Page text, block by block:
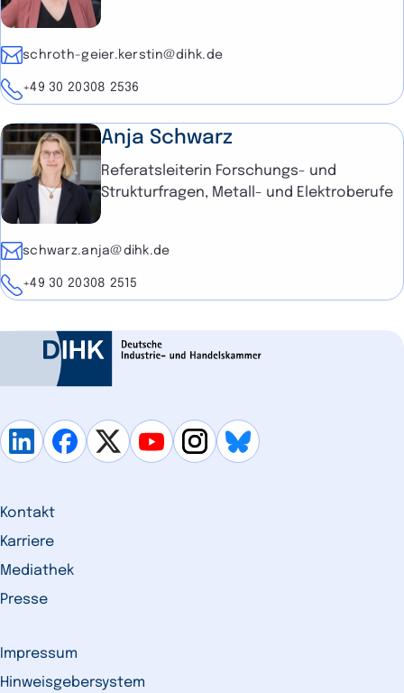
E-Mailschroth-geier.kerstin@dihk.de
Telefon
+49 30 20308 2536
Anja Schwarz
Referatsleiterin Forschungs- und
Strukturfragen, Metall- und Elektroberufe
E-Mailschwarz.anja@dihk.de
Telefon
+49 30 20308 2515
Kontakt
Karriere
Mediathek
Presse
Impressum
Hinweisgebersystem